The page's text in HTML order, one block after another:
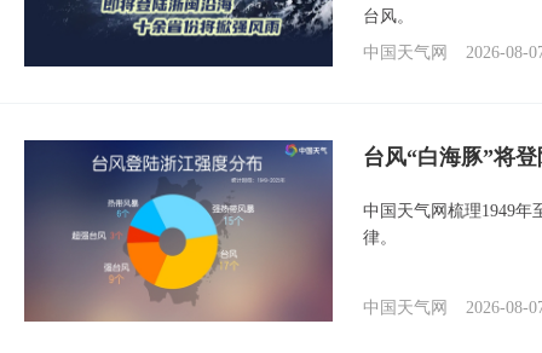
台风。
中国天气网
2026-08-
台风“白海豚”将
中国天气网梳理1949年
律。
中国天气网 2026-08-